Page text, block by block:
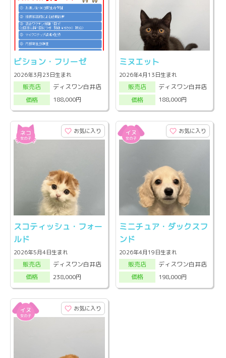
ビション・フリーゼ
2026年3月23日生まれ
販売店
ディスワン白井店
価格
188,000円
ミヌエット
2026年4月13日生まれ
販売店
ディスワン白井店
価格
188,000円
お気に入り
スコティッシュ・フォー
ルド
2026年5月4日生まれ
販売店
ディスワン白井店
価格
238,000円
お気に入り
ミニチュア・ダックスフ
ンド
2026年4月19日生まれ
販売店
ディスワン白井店
価格
198,000円
お気に入り